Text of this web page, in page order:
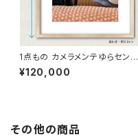
1点もの カメラメンテゆらセンパ
イ 写真［額装］額＋マット付 【B_
0013y】
¥120,000
その他の商品